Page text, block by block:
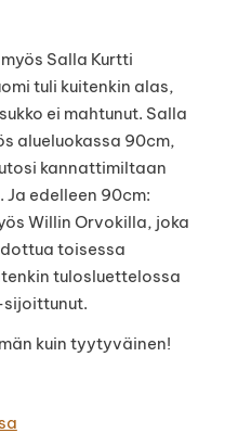
Salla Kurtti
tuli kuitenkin alas,
ei mahtunut. Salla
alueluokassa 90cm,
kannattimiltaan
Ja edelleen 90cm:
Willin Orvokilla, joka
toisessa
tulosluettelossa
sijoittunut.
kuin tyytyväinen!